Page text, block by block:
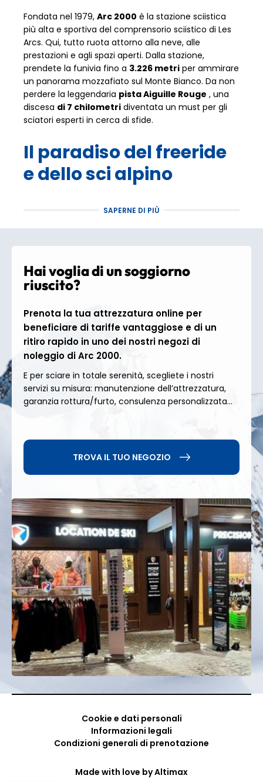
Fondata nel 1979, Arc 2000 è la stazione sciistica
più alta e sportiva del comprensorio sciistico di Les
Arcs. Qui, tutto ruota attorno alla neve, alle
prestazioni e agli spazi aperti. Dalla stazione,
prendete la funivia fino a 3.226 metri per ammirare
un panorama mozzafiato sul Monte Bianco. Da non
perdere la leggendaria pista Aiguille Rouge , una
discesa di 7 chilometri diventata un must per gli
sciatori esperti in cerca di sfide.
Il paradiso del freeride
e dello sci alpino
Una vera e propria destinazione per gli amanti del
tecnici e vaste aree incontaminate per
un'esperienza di montagna unica. Principianti,
terreno di gioco perfetto. Per una guida più sicura, i
nostri team in negozio vi guideranno verso le aree
sicurezza essenziale.
Paradiski: 425 km di sci
illimitato
Con425 km di pisteeil 70% del comprensorio
sciistico sopra i 2.000 m,Paradiskicollega Les
facilmente l'intera area: dirigiti verso Arc 1950,
attraversa fino ad Arc 1800 o prendi la funivia
Vanoise Express
scoperte.
Prenota oggi stesso il tuonoleggio sci Arc 2000
con Precision Ski e vivi il meglio della montagna in
tutta la sua grandezza!
SAPERNE DI PIÙ
Hai voglia di un soggiorno
riuscito?
Prenota la tua attrezzatura online per
beneficiare di tariffe vantaggiose e di un
ritiro rapido in uno dei nostri negozi di
noleggio di Arc 2000.
E per sciare in totale serenità, scegliete i nostri
servizi su misura: manutenzione dell’attrezzatura,
garanzia rottura/furto, consulenza personalizzata...
TROVA IL TUO NEGOZIO
Cookie e dati personali
Informazioni legali
Condizioni generali di prenotazione
Made with love byAltimax